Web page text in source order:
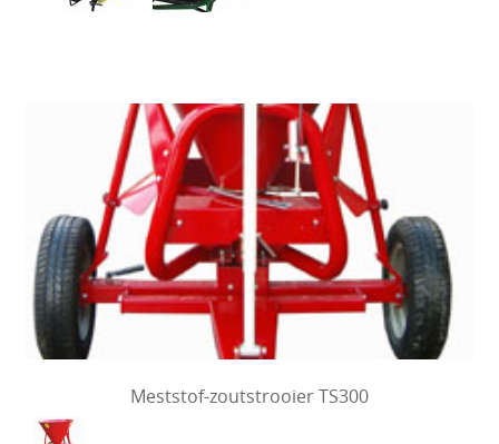
Meststof-zoutstrooier TS300